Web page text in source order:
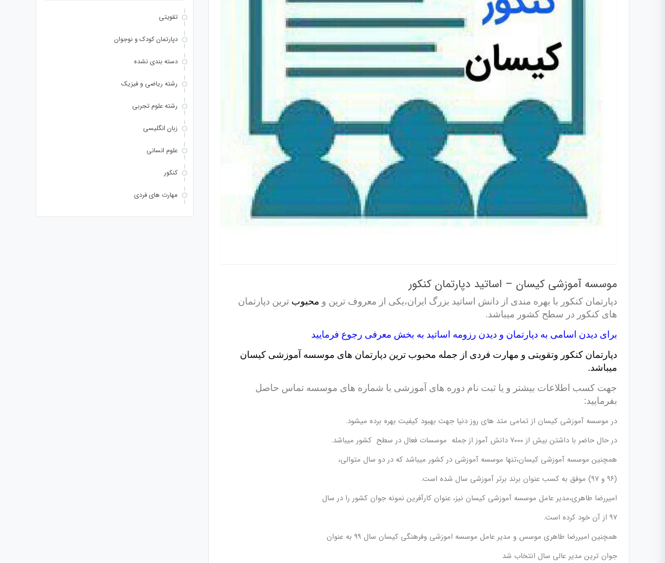
موسسه آموزشی کیسان – اساتید دپارتمان کنکور
دپارتمان کنکور با بهره مندی از دانش اساتید بزرگ ایران،یکی از معروف ترین و محبوب ترین دپارتمان
های کنکور در سطح کشور میباشد.
برای دیدن اسامی به دپارتمان و دیدن رزومه اساتید به بخش معرفی رجوع فرمایید
دپارتمان کنکور وتقویتی و مهارت فردی از جمله محبوب ترین دپارتمان های موسسه آموزشی کیسان
میباشد.
جهت کسب اطلاعات بیشتر و یا ثبت نام دوره های آموزشی با شماره های موسسه تماس حاصل
بفرمایید:
در موسسه آموزشی کیسان از تمامی متد های روز دنیا جهت بهبود کیفیت بهره برده میشود.
در حال حاضر با داشتن بیش از ۷۰۰۰ دانش آموز از جمله موسسات فعال در سطح کشور میباشد.
همچنین موسسه آموزشی کیسان،تنها موسسه آموزشی در کشور میباشد که در دو سال متوالی،
(۹۶ و ۹۷) موفق به کسب عنوان برند برتر آموزشی سال شده است.
امیررضا طاهری،مدیر عامل موسسه آموزشی کیسان نیز، عنوان کارآفرین نمونه جوان کشور را در سال
۹۷ از آن خود کرده است.
همچنین امیررضا طاهری موسس و مدیر عامل موسسه اموزشی وفرهنگی کیسان سال 99 به عنوان
جوان ترین مدیر عالی سال انتخاب شد
تقویتی
دپارتمان کودک و نوجوان
دسته بندی نشده
رشته ریاضی و فیزیک
رشته علوم تجربی
زبان انگلیسی
علوم انسانی
کنکور
مهارت های فردی